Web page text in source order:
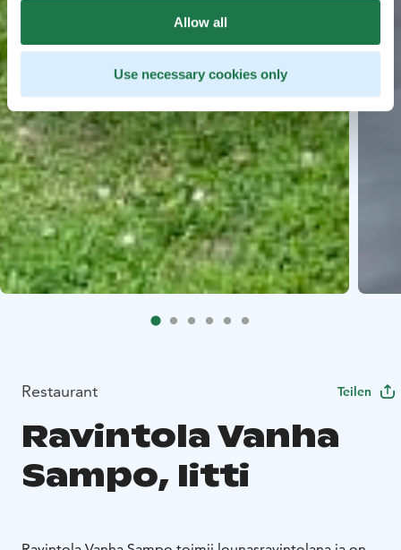
Allow all
Use necessary cookies only
Restaurant Teilen
Ravintola Vanha
Sampo, Iitti